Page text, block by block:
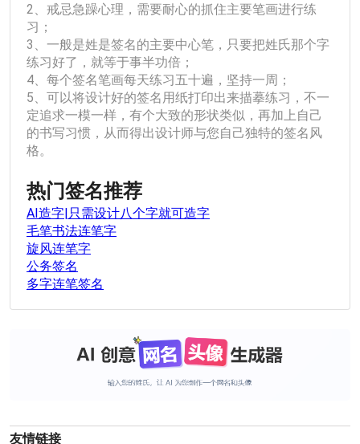
2、戒忌急躁心理，需要耐心的抓住主要笔画进行练
习；
3、一般是姓是签名的主要中心笔，只要把姓氏那个字
练习好了，就等于事半功倍；
4、每个签名笔画每天练习五十遍，坚持一周；
5、可以将设计好的签名用纸打印出来描摹练习，不一
定追求一模一样，有个大致的形状类似，再加上自己
的书写习惯，从而得出设计师与您自己独特的签名风
格。
热门签名推荐
AI造字|只需设计八个字就可造字
毛笔书法连笔字
旋风连笔字
公务签名
多字连笔签名
友情链接